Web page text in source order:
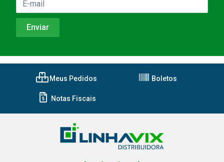
Meus Pedidos Boletos
Notas Fiscais